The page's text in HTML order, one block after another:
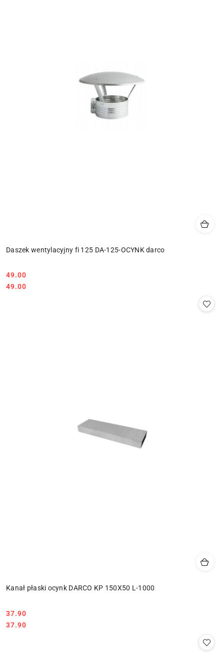
Daszek wentylacyjny fi 125 DA-125-OCYNK darco
Cena:
49.00
Cena:
49.00
Kanał płaski ocynk DARCO KP 150X50 L-1000
Cena:
37.90
Cena:
37.90